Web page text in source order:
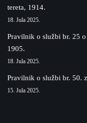
tereta, 1914.
18. Jula 2025.
Pravilnik o službi br. 25
1905.
18. Jula 2025.
Pravilnik o službi br. 50.
15. Jula 2025.